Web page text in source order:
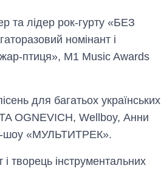
та лідер рок-гурту «БЕЗ
номінант і
птиця», M1 Music Awards
для багатьох українських
OGNEVICH, Wellboy, Анни
шоу «МУЛЬТИТРЕК».
творець інструментальних